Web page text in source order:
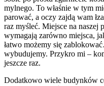
mylnego. To właśnie w tym
parować, a oczy zajdą wam
raz myśleć. Miejsce na naszej
wymagają zarówno miejsca,
łatwo możemy się
wybudujemy. Przykro mi –
jeszcze raz.
Dodatkowo wiele budynków